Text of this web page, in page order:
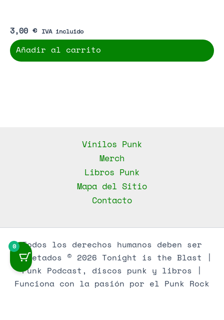
3,00 € IVA incluido
Añadir al carrito
Vinilos Punk
Merch
Libros Punk
Mapa del Sitio
Contacto
Todos los derechos humanos deben ser
respetados © 2026 Tonight is the Blast |
Punk Podcast, discos punk y libros |
Funciona con la pasión por el Punk Rock
0